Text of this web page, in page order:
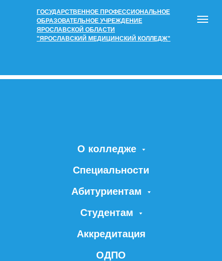
ГОСУДАРСТВЕННОЕ ПРОФЕССИОНАЛЬНОЕ
ОБРАЗОВАТЕЛЬНОЕ УЧРЕЖДЕНИЕ
ЯРОСЛАВСКОЙ ОБЛАСТИ
"ЯРОСЛАВСКИЙ МЕДИЦИНСКИЙ КОЛЛЕДЖ"
О колледже
Специальности
Абитуриентам
Студентам
Аккредитация
ОДПО